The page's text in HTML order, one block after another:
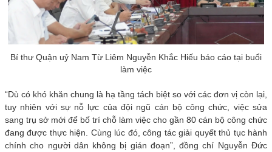
Bí thư Quận uỷ Nam Từ Liêm Nguyễn Khắc Hiếu báo cáo tại buổi
làm việc
“Dù có khó khăn chung là hạ tầng tách biệt so với các đơn vị còn lại,
tuy nhiên với sự nỗ lực của đội ngũ cán bộ công chức, việc sửa
sang trụ sở mới để bố trí chỗ làm việc cho gần 80 cán bộ công chức
đang được thực hiện. Cùng lúc đó, công tác giải quyết thủ tục hành
chính cho người dân không bị gián đoạn”, đồng chí Nguyễn Đức